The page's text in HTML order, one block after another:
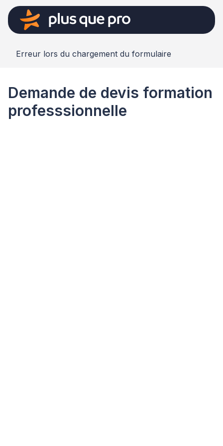
Erreur lors du chargement du formulaire
Demande de devis formation
professsionnelle